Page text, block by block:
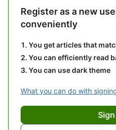
Register as a new
conveniently
You get articles that
You can efficiently read
You can use dark theme
What you can do with